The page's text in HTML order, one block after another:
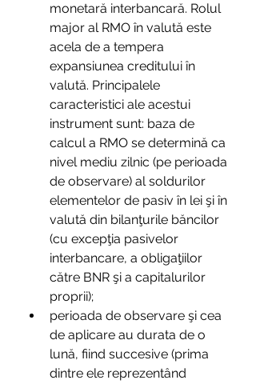
monetară interbancară. Rolul
major al RMO în valută este
acela de a tempera
expansiunea creditului în
valută. Principalele
caracteristici ale acestui
instrument sunt: baza de
calcul a RMO se determină ca
nivel mediu zilnic (pe perioada
de observare) al soldurilor
elementelor de pasiv în lei şi în
valută din bilanţurile băncilor
(cu excepţia pasivelor
interbancare, a obligaţiilor
către BNR şi a capitalurilor
proprii);
perioada de observare şi cea
de aplicare au durata de o
lună, fiind succesive (prima
dintre ele reprezentând